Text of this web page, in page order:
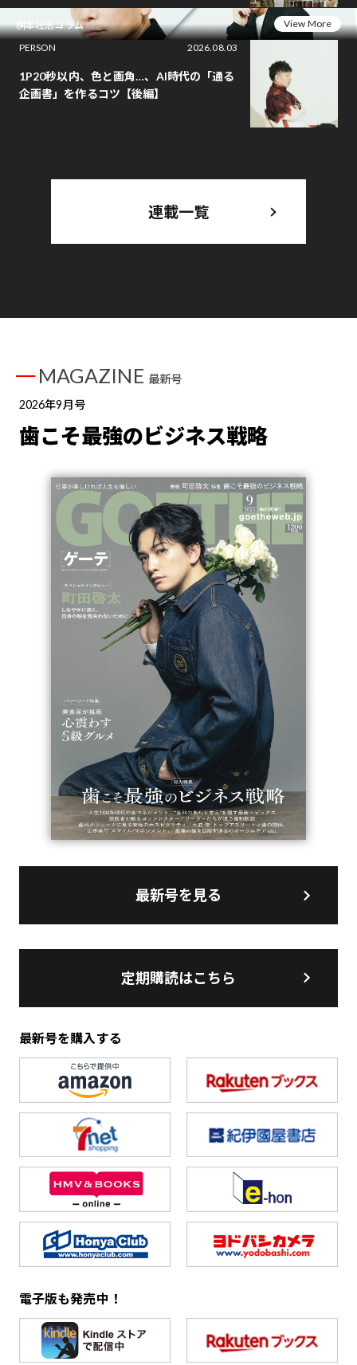
桝本壮志コラム
View More
PERSON
2026.08.03
1P20秒以内、色と画角…、AI時代の「通る
企画書」を作るコツ【後編】
連載一覧
MAGAZINE 最新号
2026年9月号
歯こそ最強のビジネス戦略
最新号を見る
定期購読はこちら
最新号を購入する
電子版も発売中！